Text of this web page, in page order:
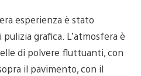
esperienza è stato
grafica. L’atmosfera è
di polvere fluttuanti, con
il pavimento, con il